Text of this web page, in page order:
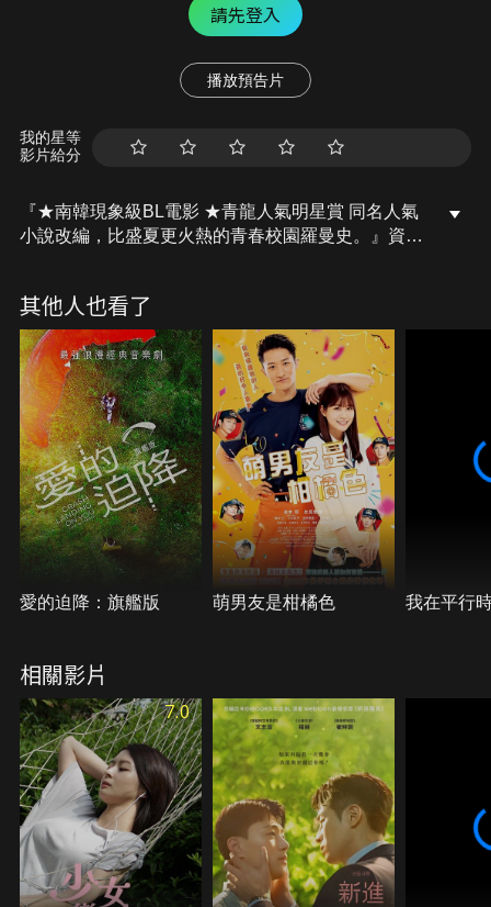
請先登入
播放預告片
我的星等
影片給分
『★南韓現象級BL電影 ★青龍人氣明星賞 同名人氣
小說改編，比盛夏更火熱的青春校園羅曼史。』資工
英，則是個擁有模特兒身材與帥氣臉蛋的風雲人物。
某次通識課報告上，秋尚宇害張宰英遭受延畢。不
過，秋尚宇製作的手遊出狀況，學姐推薦人選正是張
宰英。究竟個性截然不同的兩人，將會碰撞出什麼樣
的火花呢？
其他人也看了
愛的迫降：旗艦版 萌男友是柑橘色 我在平行
相關影片
7.0